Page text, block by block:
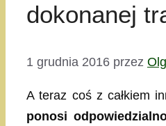
dokonanej
1 grudnia 2016 przez
A teraz coś z całkiem
ponosi